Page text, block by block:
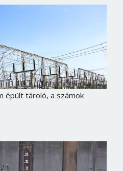
épült tároló, a számok